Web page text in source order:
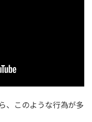
、このような行為が多